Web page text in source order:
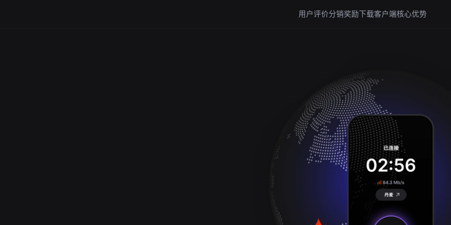
用户评价分销奖励下载客户端核心优势